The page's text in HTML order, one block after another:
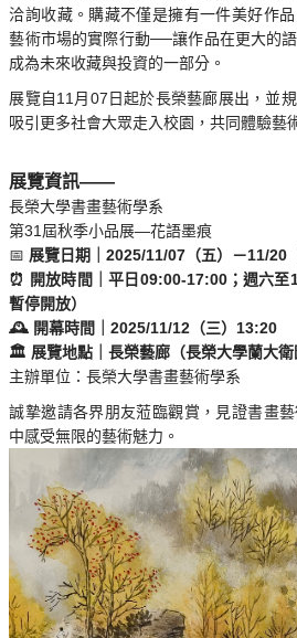
洽詢收藏。購藏不僅是擁有一件美好作
藝術市場的實際行動──讓作品在更大的
成為未來收藏與投資的一部分。
展覽自11月07日起於長榮藝廊展出，並
吸引更多社會大眾走入校園，共同體驗藝
展覽資訊——
長榮大學書畫藝術學系
第31屆秋季小品展—花語墨痕
📅 展覽日期｜2025/11/07（五）－11/20
⏰ 開放時間｜平日09:00-17:00；週六至
暫停開放）
🕰 開幕時間｜2025/11/12（三）13:20
🏛️ 展覽地點｜長榮藝廊（長榮大學蘭大衛
主辦單位：長榮大學書畫藝術學系
誠摯邀請各界朋友蒞臨觀賞，見證書畫
中感受無限的藝術魅力。